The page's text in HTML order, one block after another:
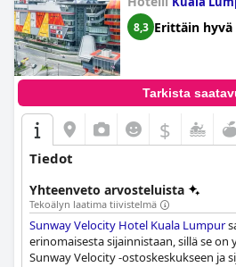
8,3 Erittäin hyvä
Tarkista
$
Tiedot
Yhteenveto arvosteluista
Tekoälyn laatima tiivistelmä
Sunway Velocity Hotel Kuala Lumpur
erinomaisesta sijainnistaan, sillä se
Sunway Velocity -ostoskeskukseen ja